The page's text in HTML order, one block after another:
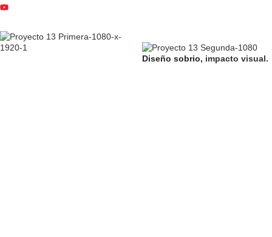
Diseño sobrio, impacto visual.